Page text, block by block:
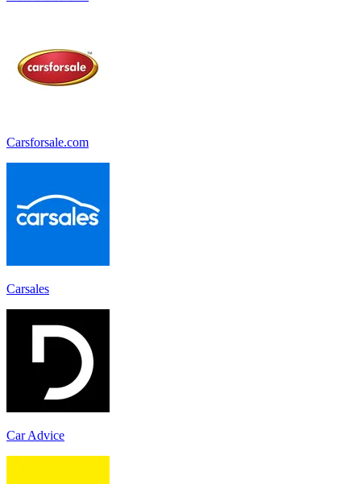
Carsforsale.com
Carsales
Car Advice